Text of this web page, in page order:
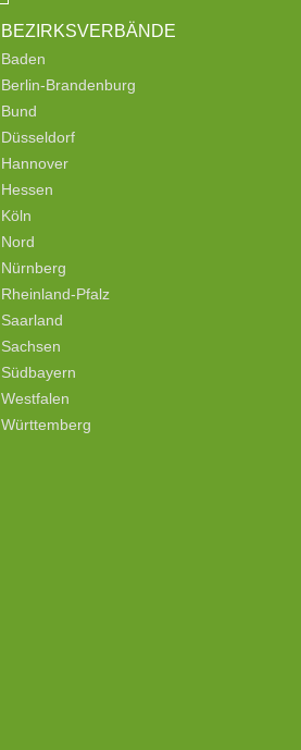
BEZIRKSVERBÄNDE
Baden
Berlin-Brandenburg
Bund
Düsseldorf
Hannover
Hessen
Köln
Nord
Nürnberg
Rheinland-Pfalz
Saarland
Sachsen
Südbayern
Westfalen
Württemberg